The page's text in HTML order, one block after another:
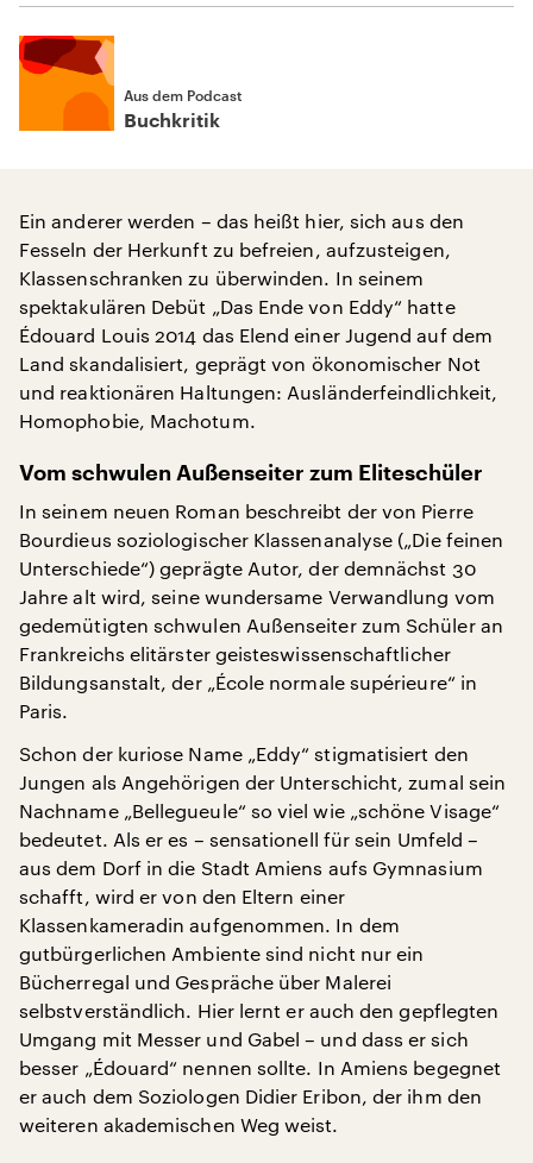
Aus dem Podcast
Buchkritik
Ein anderer werden – das heißt hier, sich aus den
Fesseln der Herkunft zu befreien, aufzusteigen,
Klassenschranken zu überwinden. In seinem
spektakulären Debüt „Das Ende von Eddy“ hatte
Édouard Louis 2014 das Elend einer Jugend auf dem
Land skandalisiert, geprägt von ökonomischer Not
und reaktionären Haltungen: Ausländerfeindlichkeit,
Homophobie, Machotum.
Vom schwulen Außenseiter zum Eliteschüler
In seinem neuen Roman beschreibt der von Pierre
Bourdieus soziologischer Klassenanalyse („Die feinen
Unterschiede“) geprägte Autor, der demnächst 30
Jahre alt wird, seine wundersame Verwandlung vom
gedemütigten schwulen Außenseiter zum Schüler an
Frankreichs elitärster geisteswissenschaftlicher
Bildungsanstalt, der „École normale supérieure“ in
Paris.
Schon der kuriose Name „Eddy“ stigmatisiert den
Jungen als Angehörigen der Unterschicht, zumal sein
Nachname „Bellegueule“ so viel wie „schöne Visage“
bedeutet. Als er es – sensationell für sein Umfeld –
aus dem Dorf in die Stadt Amiens aufs Gymnasium
schafft, wird er von den Eltern einer
Klassenkameradin aufgenommen. In dem
gutbürgerlichen Ambiente sind nicht nur ein
Bücherregal und Gespräche über Malerei
selbstverständlich. Hier lernt er auch den gepflegten
Umgang mit Messer und Gabel – und dass er sich
besser „Édouard“ nennen sollte. In Amiens begegnet
er auch dem Soziologen Didier Eribon, der ihm den
weiteren akademischen Weg weist.